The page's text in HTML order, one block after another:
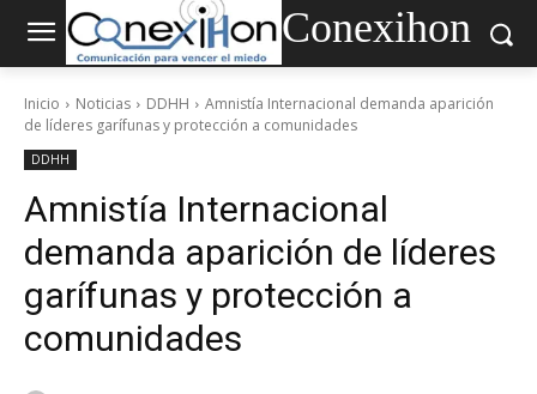
Conexihon
Inicio Noticias DDHH
Amnistía Internacional demanda aparición
de líderes garífunas y protección a comunidades
DDHH
Amnistía Internacional
demanda aparición de líderes
garífunas y protección a
comunidades